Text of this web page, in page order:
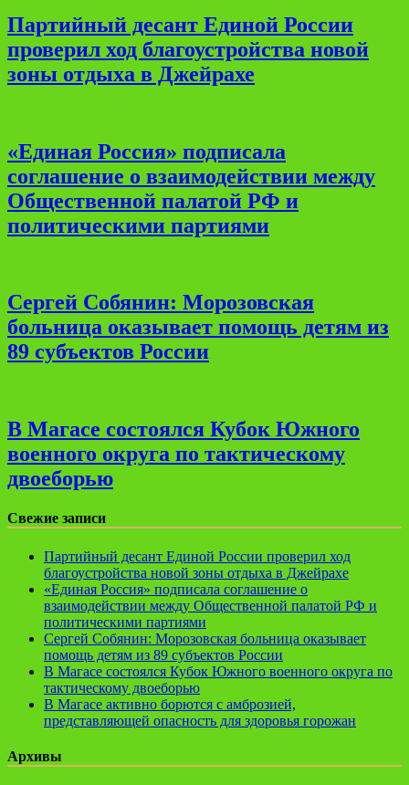
Партийный десант Единой России
проверил ход благоустройства новой
зоны отдыха в Джейрахе
«Единая Россия» подписала
соглашение о взаимодействии между
Общественной палатой РФ и
политическими партиями
Сергей Собянин: Морозовская
больница оказывает помощь детям из
89 субъектов России
В Магасе состоялся Кубок Южного
военного округа по тактическому
двоеборью
Свежие записи
Партийный десант Единой России проверил ход
благоустройства новой зоны отдыха в Джейрахе
«Единая Россия» подписала соглашение о
взаимодействии между Общественной палатой РФ и
политическими партиями
Сергей Собянин: Морозовская больница оказывает
помощь детям из 89 субъектов России
В Магасе состоялся Кубок Южного военного округа по
тактическому двоеборью
В Магасе активно борются с амброзией,
представляющей опасность для здоровья горожан
Архивы